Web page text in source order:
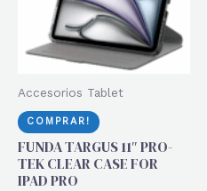
Accesorios Tablet
COMPRAR!
FUNDA TARGUS 11″ PRO-
TEK CLEAR CASE FOR
IPAD PRO